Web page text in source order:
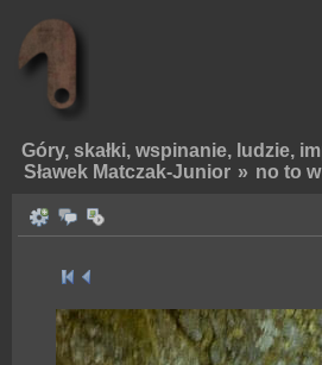
Góry, skałki, wspinanie, ludzie,
Sławek Matczak-Junior » no to